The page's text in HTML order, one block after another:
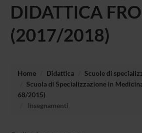
DIDATTICA
(2017/2018)
Home Didattica
Scuole di
Scuola di Specializzazione in
68/2015)
Insegnamenti